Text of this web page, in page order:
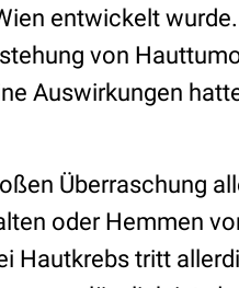
entwickelt
von
Auswirkungen
Überraschung
oder Hemmen
Hautkrebs tritt